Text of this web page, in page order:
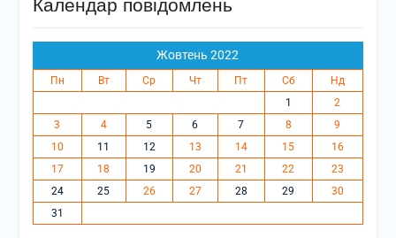
Календар повідомлень
Жовтень 2022
Пн Вт Ср Чт Пт Сб
Нд
1
2
3
4 5 6 7 8
9
10
11 12 13 14 15
16
17
18 19 20 21 22
23
24
25 26 27 28 29
30
31